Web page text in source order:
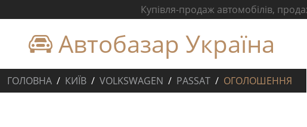
Купівля-продаж автомобілів,
Автобазар Україна
ГОЛОВНА КИЇВ VOLKSWAGEN PASSAT ОГОЛОШЕННЯ